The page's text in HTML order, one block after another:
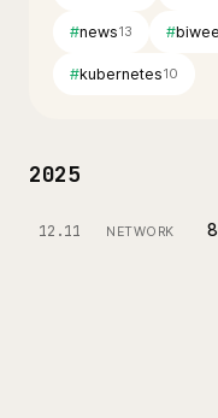
#news13 #
#kubernetes10
2025
12.11 NETWORK